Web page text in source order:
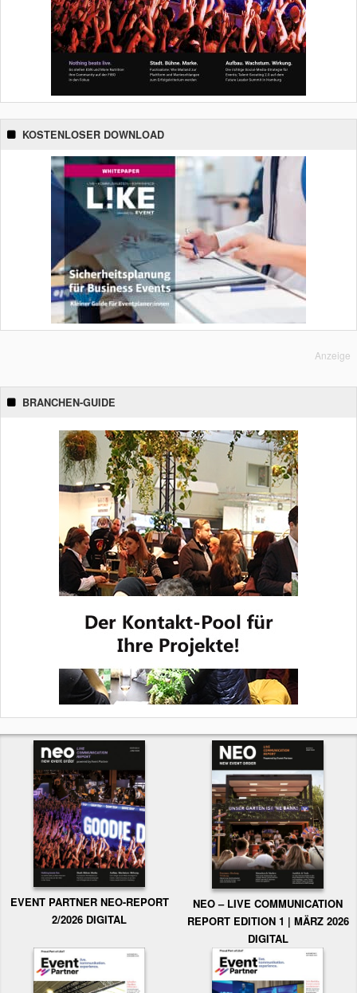
KOSTENLOSER DOWNLOAD
Anzeige
BRANCHEN-GUIDE
EVENT PARTNER NEO-REPORT
2/2026 DIGITAL
NEO – LIVE COMMUNICATION
REPORT EDITION 1 | MÄRZ 2026
DIGITAL